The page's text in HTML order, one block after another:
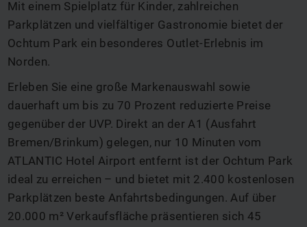
Mit einem Spielplatz für Kinder, zahlreichen
Parkplätzen und vielfältiger Gastronomie bietet der
Ochtum Park ein besonderes Outlet-Erlebnis im
Norden.
Erleben Sie eine große Markenauswahl sowie
dauerhaft um bis zu 70 Prozent reduzierte Preise
gegenüber der UVP. Direkt an der A1 (Ausfahrt
Bremen/Brinkum) gelegen, nur 10 Minuten vom
ATLANTIC Hotel Airport entfernt ist der Ochtum Park
ideal zu erreichen – und bietet mit 2.400 kostenlosen
Parkplätzen beste Anfahrtsbedingungen. Auf über
20.000 m² Verkaufsfläche präsentieren sich 45